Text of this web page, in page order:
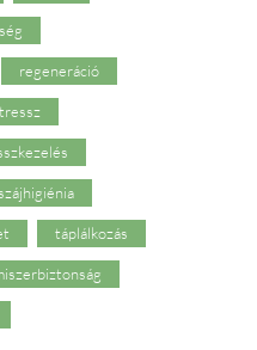
regeneráció
táplálkozás